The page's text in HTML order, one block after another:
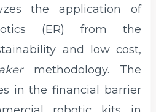
the application of
(ER) from the
and low cost,
methodology. The
in the financial barrier